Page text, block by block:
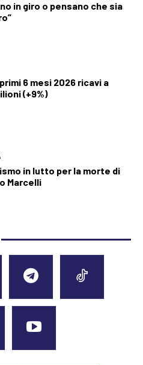
in giro o pensano che sia
6 mesi 2026 ricavi a
(+9%)
in lutto per la morte di
Marcelli